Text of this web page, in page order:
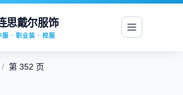
思戴尔服饰
服 · 职业装 · 校服
/ 第 352 页